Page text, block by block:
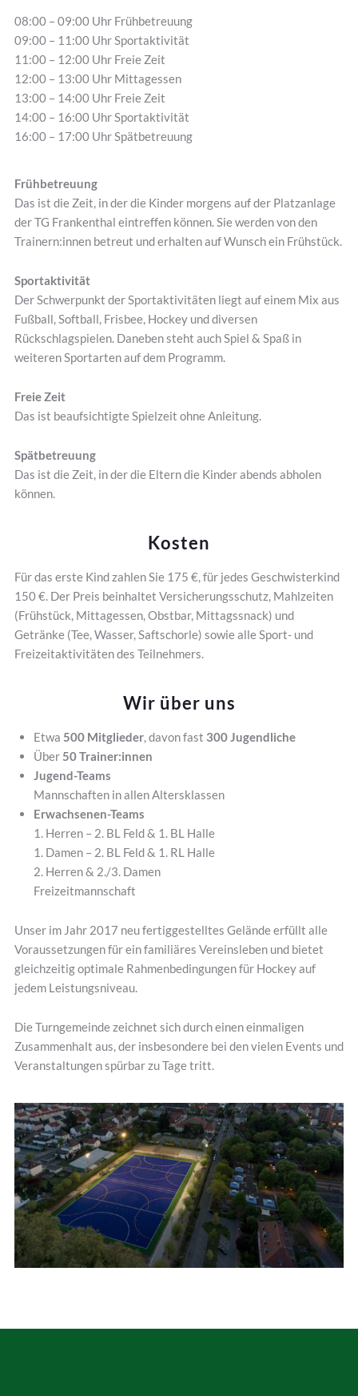
08:00 – 09:00 Uhr Frühbetreuung
09:00 – 11:00 Uhr Sportaktivität
11:00 – 12:00 Uhr Freie Zeit
12:00 – 13:00 Uhr Mittagessen
13:00 – 14:00 Uhr Freie Zeit
14:00 – 16:00 Uhr Sportaktivität
16:00 – 17:00 Uhr Spätbetreuung
Frühbetreuung
Das ist die Zeit, in der die Kinder morgens auf der Platzanlage
der TG Frankenthal eintreffen können. Sie werden von den
Trainern:innen betreut und erhalten auf Wunsch ein Frühstück.
Sportaktivität
Der Schwerpunkt der Sportaktivitäten liegt auf einem Mix aus
Fußball, Softball, Frisbee, Hockey und diversen
Rückschlagspielen. Daneben steht auch Spiel & Spaß in
weiteren Sportarten auf dem Programm.
Freie Zeit
Das ist beaufsichtigte Spielzeit ohne Anleitung.
Spätbetreuung
Das ist die Zeit, in der die Eltern die Kinder abends abholen
können.
Kosten
Für das erste Kind zahlen Sie 175 €, für jedes Geschwisterkind
150 €. Der Preis beinhaltet Versicherungsschutz, Mahlzeiten
(Frühstück, Mittagessen, Obstbar, Mittagssnack) und
Getränke (Tee, Wasser, Saftschorle) sowie alle Sport- und
Freizeitaktivitäten des Teilnehmers.
Wir über uns
Etwa 500 Mitglieder, davon fast 300 Jugendliche
Über50 Trainer:innen
Jugend-Teams
Mannschaften in allen Altersklassen
Erwachsenen-Teams
1. Herren – 2. BL Feld & 1. BL Halle
1. Damen – 2. BL Feld & 1. RL Halle
2. Herren & 2./3. Damen
Freizeitmannschaft
Unser im Jahr 2017 neu fertiggestelltes Gelände erfüllt alle
Voraussetzungen für ein familiäres Vereinsleben und bietet
gleichzeitig optimale Rahmenbedingungen für Hockey auf
jedem Leistungsniveau.
Die Turngemeinde zeichnet sich durch einen einmaligen
Zusammenhalt aus, der insbesondere bei den vielen Events und
Veranstaltungen spürbar zu Tage tritt.